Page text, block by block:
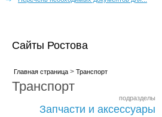
Сайты Ростова
Главная страница> Транспорт
Транспорт
подразделы
Запчасти и аксессуары